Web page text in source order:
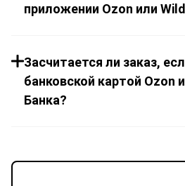
приложении Ozon или
Засчитается ли заказ,
банковской картой Ozon
Банка?